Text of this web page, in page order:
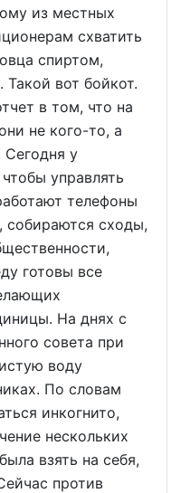
из местных
схватить
спиртом,
Такой вот бойкот.
в том, что на
не кого-то, а
Сегодня у
управлять
телефоны
собираются сходы,
готовы все
На днях с
совета при
воду
По словам
инкогнито,
нескольких
взять на себя,
против